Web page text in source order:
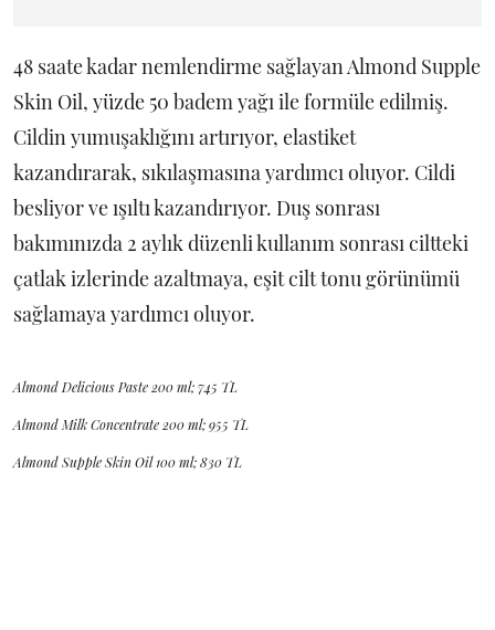
48 saate kadar nemlendirme sağlayan Almond Supple
Skin Oil, yüzde 50 badem yağı ile formüle edilmiş.
Cildin yumuşaklığını artırıyor, elastiket
kazandırarak, sıkılaşmasına yardımcı oluyor. Cildi
besliyor ve ışıltı kazandırıyor. Duş sonrası
bakımınızda 2 aylık düzenli kullanım sonrası ciltteki
çatlak izlerinde azaltmaya, eşit cilt tonu görünümü
sağlamaya yardımcı oluyor.
Almond Delicious Paste 200 ml; 745 TL
Almond Milk Concentrate 200 ml; 955 TL
Almond Supple Skin Oil 100 ml; 830 TL